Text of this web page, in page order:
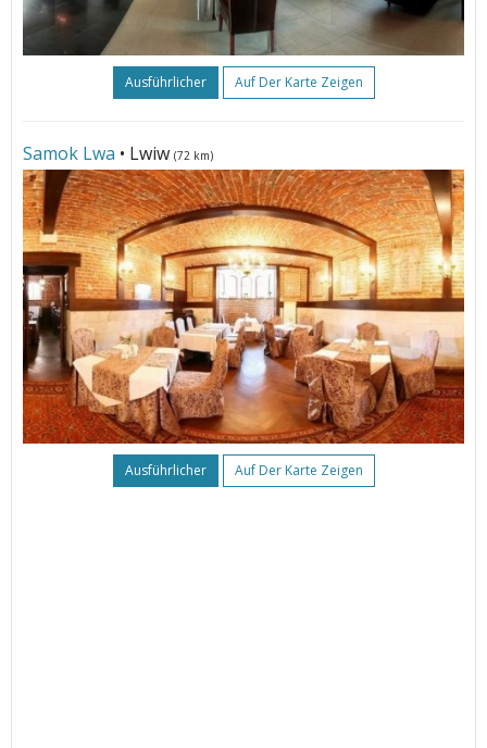
Ausführlicher Auf Der Karte Zeigen
Samok Lwa • Lwiw (72 km)
Ausführlicher Auf Der Karte Zeigen